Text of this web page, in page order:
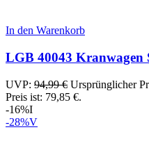
In den Warenkorb
LGB 40043 Kranwagen
UVP: 94,99€ Ursprünglicher
Preis ist: 79,85 €.
-16%I
-28%V